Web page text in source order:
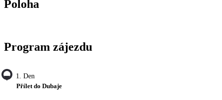
Poloha
Program zájezdu
1. Den
Přílet do Dubaje